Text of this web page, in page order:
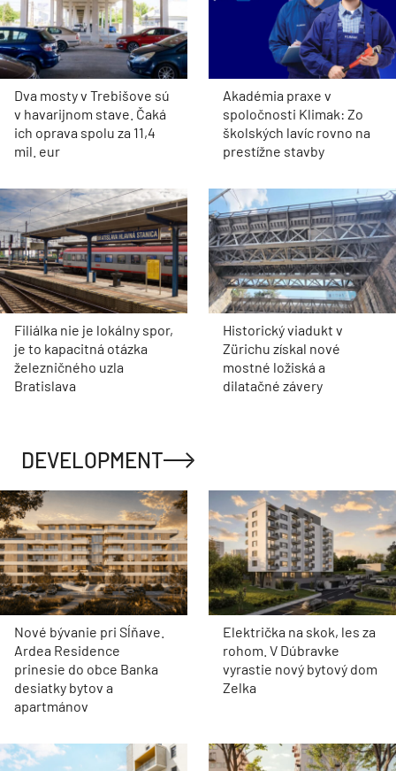
Dva mosty v Trebišove sú
v havarijnom stave. Čaká
ich oprava spolu za 11,4
mil. eur
Akadémia praxe v
spoločnosti Klimak: Zo
školských lavíc rovno na
prestížne stavby
Filiálka nie je lokálny spor,
je to kapacitná otázka
železničného uzla
Bratislava
Historický viadukt v
Zürichu získal nové
mostné ložiská a
dilatačné závery
DEVELOPMENT
Nové bývanie pri Sĺňave.
Ardea Residence
prinesie do obce Banka
desiatky bytov a
apartmánov
Električka na skok, les za
rohom. V Dúbravke
vyrastie nový bytový dom
Zelka